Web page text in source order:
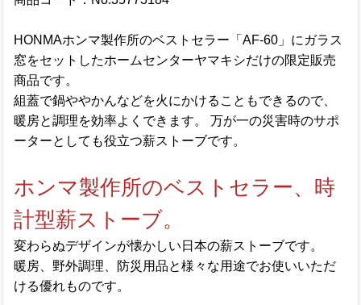
HONMAホンマ製作所のベストセラー「AF-60」にガラス
窓をセットしたホームセンターヤマキシだけの限定販売
商品です。
組蓋で鍋ややかんなどを火にかけることもできるので、
暖房と調理を効率よくできます。 万が一の災害時のサポ
ーターとしても役立つ薪ストーブです。
ホンマ製作所のベストセラー、時
計型薪ストーブ。
変わらぬデザインが懐かしい日本の薪ストーブです。
暖房、野外調理、防災用品と様々な用途でお使いいただ
ける優れものです。